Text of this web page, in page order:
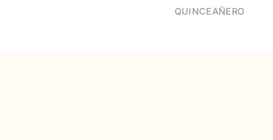
QUINCEAÑERO